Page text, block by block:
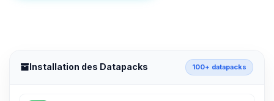
Installation des Datapacks 100+ datapacks